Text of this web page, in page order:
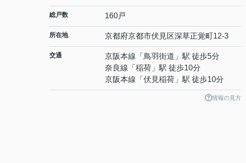
総戸数 160戸
所在地 京都府京都市伏見区深草正覚町12-3
交通 京阪本線 「 鳥羽街道 」駅 徒歩5分
奈良線 「 稲荷 」駅 徒歩10分
京阪本線 「 伏見稲荷 」駅 徒歩10分
情報の見方